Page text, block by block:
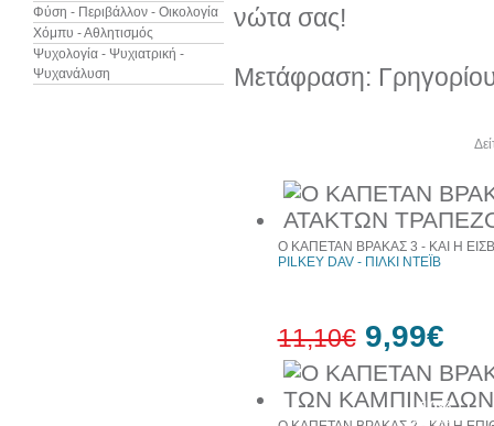
Φύση - Περιβάλλον - Οικολογία
Χόμπυ - Αθλητισμός
Ψυχολογία - Ψυχιατρική -
Ψυχανάλυση
νώτα σας!
Μετάφραση:
10%
έκπτωση
Ο ΚΑΠΕΤΑΝ ΒΡΑΚΑΣ 3 - ΚΑΙ Η
PILKEY DAV - ΠΙΛΚΙ ΝΤΕΪΒ
11,10€ 9,99€